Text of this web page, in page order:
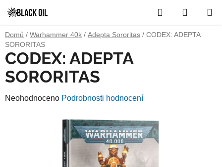
na
obsah
Hledat
KOŠÍK
Domů / Warhammer 40k / Adepta Sororitas / CODEX: ADEPTA
SORORITAS
CODEX: ADEPTA
SORORITAS
Průměrné
Neohodnoceno Podrobnosti hodnocení